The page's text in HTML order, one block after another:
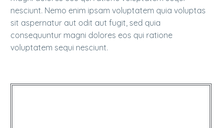
nesciunt. Nemo enim ipsam voluptatem quia voluptas
sit aspernatur aut odit aut fugit, sed quia
consequuntur magni dolores eos qui ratione
voluptatem sequi nesciunt.